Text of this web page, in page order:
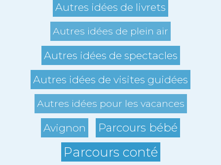
Autres idées de livrets
Autres idées de plein air
Autres idées de spectacles
Autres idées de visites guidées
Autres idées pour les vacances
Avignon Parcours bébé
Parcours conté